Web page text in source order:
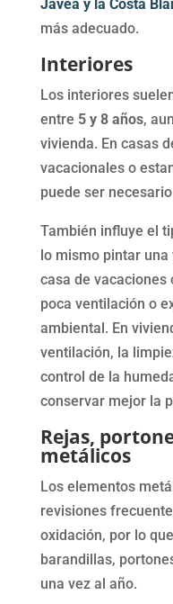
Jávea y la Costa
más adecuado.
Interiores
Los interiores
entre 5 y 8 años,
vivienda. En casas
vacacionales o
puede ser
También influye el
lo mismo pintar
casa de vacaciones
poca ventilación o
ambiental. En
ventilación, la
control de la
conservar mejor la
Rejas,
metálicos
Los elementos
revisiones
oxidación, por lo
barandillas,
una vez al año.